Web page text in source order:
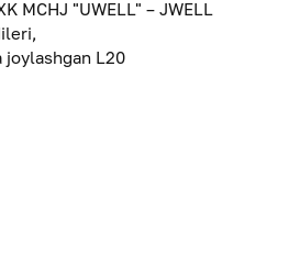
MCHJ "UWELL" – JWELL
joylashgan L20